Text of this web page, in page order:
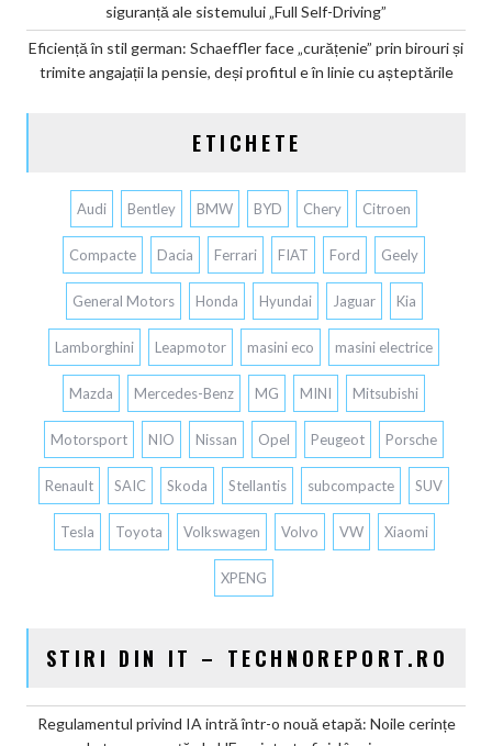
siguranță ale sistemului „Full Self-Driving”
Eficiență în stil german: Schaeffler face „curățenie” prin birouri și
trimite angajații la pensie, deși profitul e în linie cu așteptările
ETICHETE
Audi Bentley BMW BYD Chery Citroen
Compacte Dacia Ferrari FIAT Ford Geely
General Motors Honda Hyundai Jaguar Kia
Lamborghini Leapmotor masini eco masini electrice
Mazda Mercedes-Benz MG MINI Mitsubishi
Motorsport NIO Nissan Opel Peugeot Porsche
Renault SAIC Skoda Stellantis subcompacte SUV
Tesla Toyota Volkswagen Volvo VW Xiaomi
XPENG
STIRI DIN IT – TECHNOREPORT.RO
Regulamentul privind IA intră într-o nouă etapă: Noile cerințe